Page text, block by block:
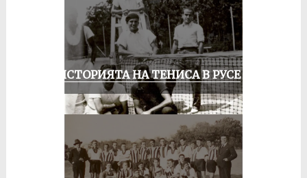
ЗА ИСТОРИЯТА НА ТЕНИСА В РУСЕ